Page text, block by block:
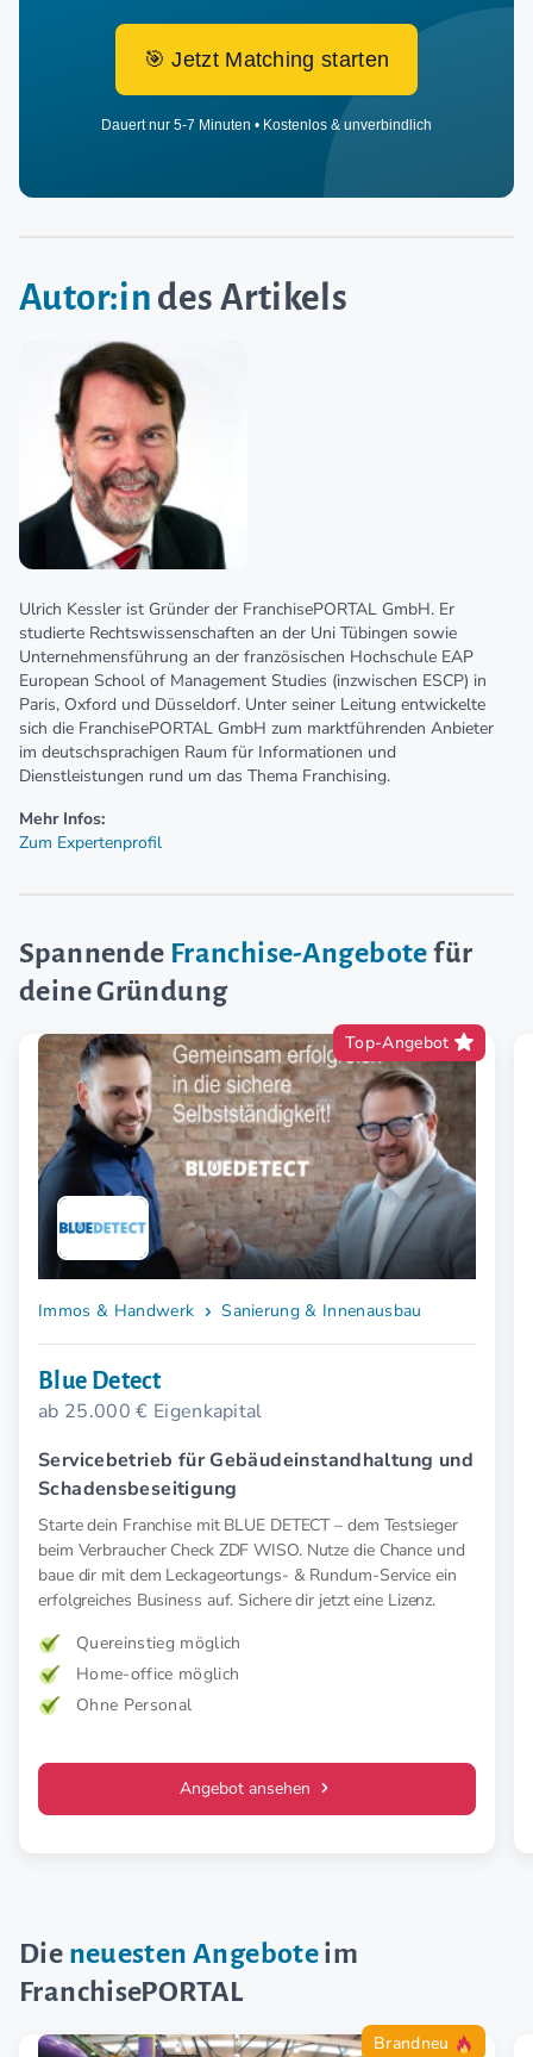
🎯 Jetzt Matching starten
Dauert nur 5-7 Minuten • Kostenlos & unverbindlich
Autor:in des Artikels
Ulrich Kessler ist Gründer der FranchisePORTAL GmbH. Er
studierte Rechtswissenschaften an der Uni Tübingen sowie
Unternehmensführung an der französischen Hochschule EAP
European School of Management Studies (inzwischen ESCP) in
Paris, Oxford und Düsseldorf. Unter seiner Leitung entwickelte
sich die FranchisePORTAL GmbH zum marktführenden Anbieter
im deutschsprachigen Raum für Informationen und
Dienstleistungen rund um das Thema Franchising.
Mehr Infos:
Zum Expertenprofil
Spannende Franchise-Angebotefür
deine Gründung
Top-Angebot
Immos & Handwerk Sanierung & Innenausbau
Blue Detect
ab 25.000 € Eigenkapital
Servicebetrieb für Gebäudeinstandhaltung und
Schadensbeseitigung
Starte dein Franchise mit BLUE DETECT – dem Testsieger
beim Verbraucher Check ZDF WISO. Nutze die Chance und
baue dir mit dem Leckageortungs- & Rundum-Service ein
erfolgreiches Business auf. Sichere dir jetzt eine Lizenz.
Quereinstieg möglich
Home-office möglich
Ohne Personal
Angebot ansehen
Die neuesten Angeboteim
FranchisePORTAL
Brandneu